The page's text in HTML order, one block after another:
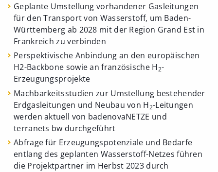
Geplante Umstellung vorhandener Gasleitungen
für den Transport von Wasserstoff, um Baden-
Württemberg ab 2028 mit der Region Grand Est in
Frankreich zu verbinden
Perspektivische Anbindung an den europäischen
H2-Backbone sowie an französische H2-
Erzeugungsprojekte
Machbarkeitsstudien zur Umstellung bestehender
Erdgasleitungen und Neubau von H2-Leitungen
werden aktuell von badenovaNETZE und
terranets bw durchgeführt
Abfrage für Erzeugungspotenziale und Bedarfe
entlang des geplanten Wasserstoff-Netzes führen
die Projektpartner im Herbst 2023 durch